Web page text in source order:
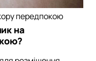
передпокою
на